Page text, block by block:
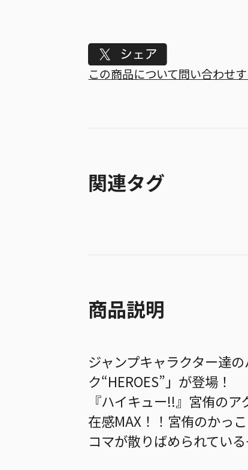
Tweet
この商品について問い合わせ
関連タグ
商品説明
ジャンプキャラクター達
ク“HEROES”」が登場！
『ハイキュー!!』宮侑の
在感MAX！！宮侑のかっ
コマが散りばめられてい